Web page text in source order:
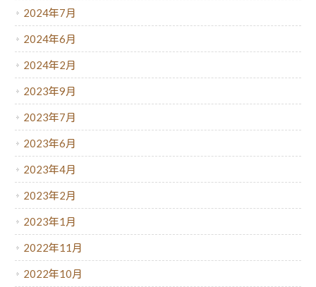
2024年7月
2024年6月
2024年2月
2023年9月
2023年7月
2023年6月
2023年4月
2023年2月
2023年1月
2022年11月
2022年10月